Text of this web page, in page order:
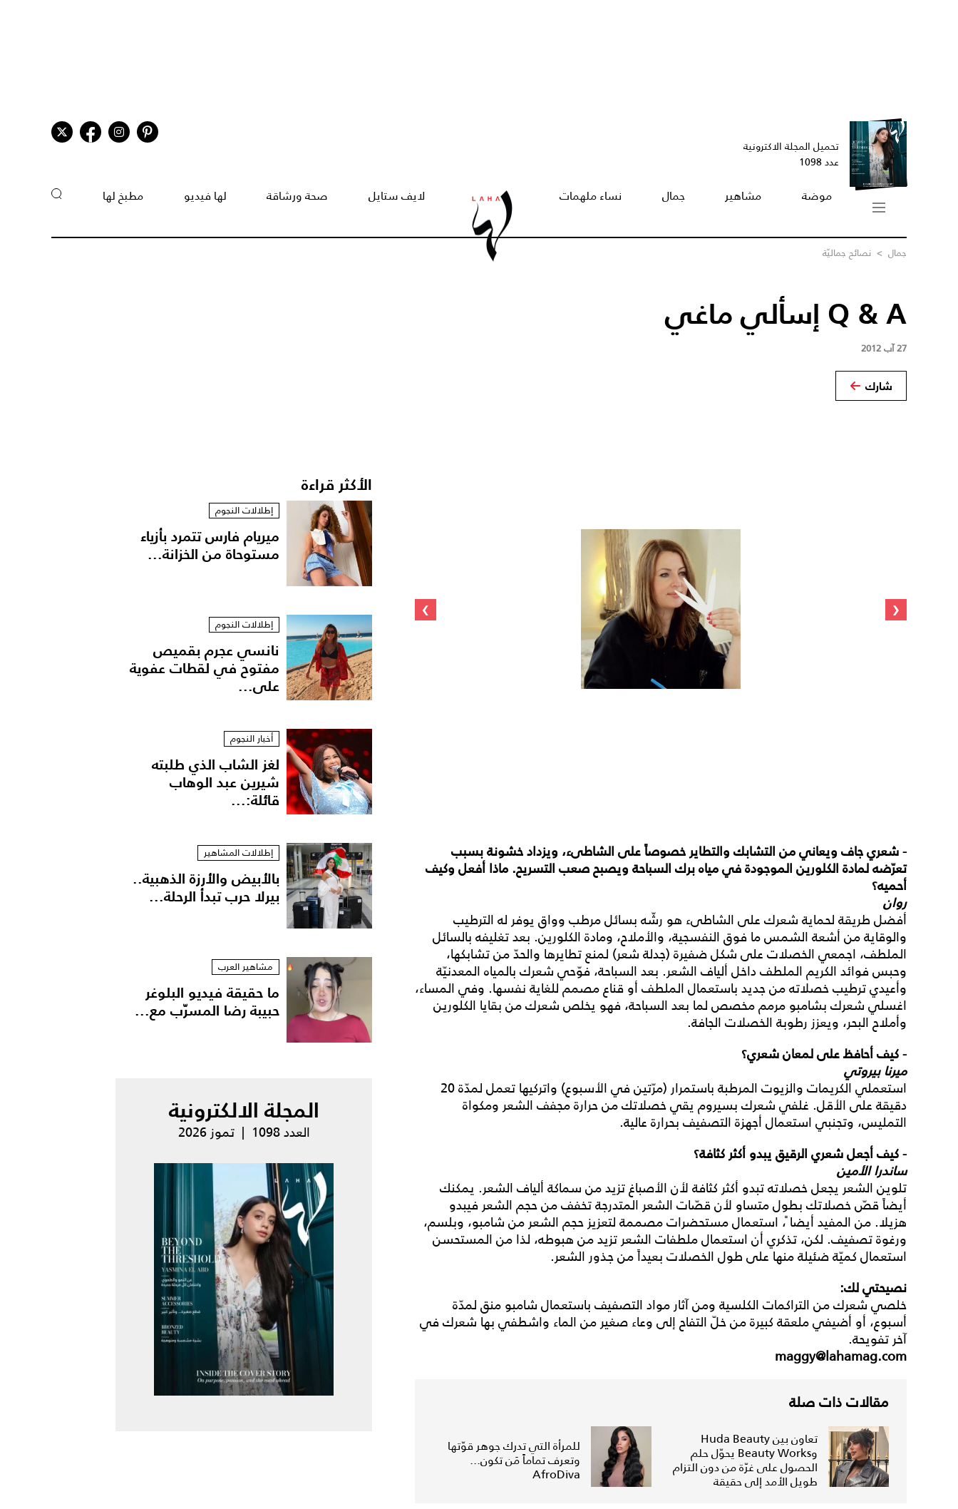
تحميل المجلة الاكترونية
عدد 1098
موضة مشاهير جمال نساء ملهمات لايف ستايل صحة ورشاقة لها فيديو مطبخ لها
جمال > نصائح جماليّة
Q & A إسألي ماغي
27 آب 2012
شارك
‹
›
- شعري جاف ويعاني من التشابك والتطاير خصوصاً على الشاطىء، ويزداد خشونة بسبب
تعرّضه لمادة الكلورين الموجودة في مياه برك السباحة ويصبح صعب التسريح. ماذا أفعل وكيف
أحميه؟
روان
أفضل طريقة لحماية شعرك على الشاطىء هو رشّه بسائل مرطب وواق يوفر له الترطيب
والوقاية من أشعة الشمس ما فوق النفسجية، والأملاح، ومادة الكلورين. بعد تغليفه بالسائل
الملطف، اجمعي الخصلات على شكل ضفيرة (جدلة شعر) لمنع تطايرها والحدّ من تشابكها،
وحبس فوائد الكريم الملطف داخل ألياف الشعر. بعد السباحة، فوّحي شعرك بالمياه المعدنيّة
وأعيدي ترطيب خصلاته من جديد باستعمال الملطف أو قناع مصمم للغاية نفسها. وفي المساء،
اغسلي شعرك بشامبو مرمم مخصص لما بعد السباحة، فهو يخلص شعرك من بقايا الكلورين
وأملاح البحر، ويعزز رطوبة الخصلات الجافة.
- كيف أحافظ علىلمعان شعري؟
ميرنا بيروتي
استعملي الكريمات والزيوت المرطبة باستمرار (مرّتين في الأسبوع) واتركيها تعمل لمدّة 20
دقيقة على الأقل. غلفي شعرك بسيروم يقي خصلاتك من حرارة مجفف الشعر ومكواة
التمليس، وتجنبي استعمال أجهزة التصفيف بحرارة عالية.
- كيف أجعلشعري الرقيق يبدو أكثر كثافة؟
ساندرا الأمين
تلوين الشعر يجعل خصلاته تبدو أكثر كثافة لأن الأصباغ تزيد من سماكة ألياف الشعر. يمكنك
أيضاً قصّ خصلاتك بطول متساو لأن قصّات الشعر المتدرجة تخفف من حجم الشعر فيبدو
هزيلا. من المفيد أيضا ً، استعمال مستحضرات مصممة لتعزيز حجم الشعر من شامبو، وبلسم،
ورغوة تصفيف. لكن، تذكري أن استعمال ملطفات الشعر تزيد من هبوطه، لذا من المستحسن
استعمال كميّة ضئيلة منها على طول الخصلات بعيداً من جذور الشعر.
نصيحتي لك:
خلصي شعرك من التراكمات الكلسية ومن آثار مواد التصفيف باستعمال شامبو منق لمدّة
أسبوع، أو أضيفي ملعقة كبيرة من خلّ التفاح إلى وعاء صغير من الماء واشطفي بها شعرك في
آخر تفويحة.
maggy@lahamag.com
مقالات ذات صلة
تعاون بين Huda Beauty
وBeauty Works يحوّل حلم
الحصول على غرّة من دون التزام
طويل الأمد إلى حقيقة
للمرأة التي تدرك جوهر قوّتها
وتعرف تماماً مَن تكون...
AfroDiva
الأكثر قراءة
إطلالات النجوم
ميريام فارس تتمرد بأزياء
مستوحاة من الخزانة...
إطلالات النجوم
نانسي عجرم بقميص
مفتوح في لقطات عفوية
على...
أخبار النجوم
لغز الشاب الذي طلبته
شيرين عبد الوهاب
قائلة:...
إطلالات المشاهير
بالأبيض والأرزة الذهبية..
بيرلا حرب تبدأ الرحلة...
مشاهير العرب
ما حقيقة فيديو البلوغر
حبيبة رضا المسرّب مع...
المجلة الالكترونية
العدد 1098 | تموز 2026